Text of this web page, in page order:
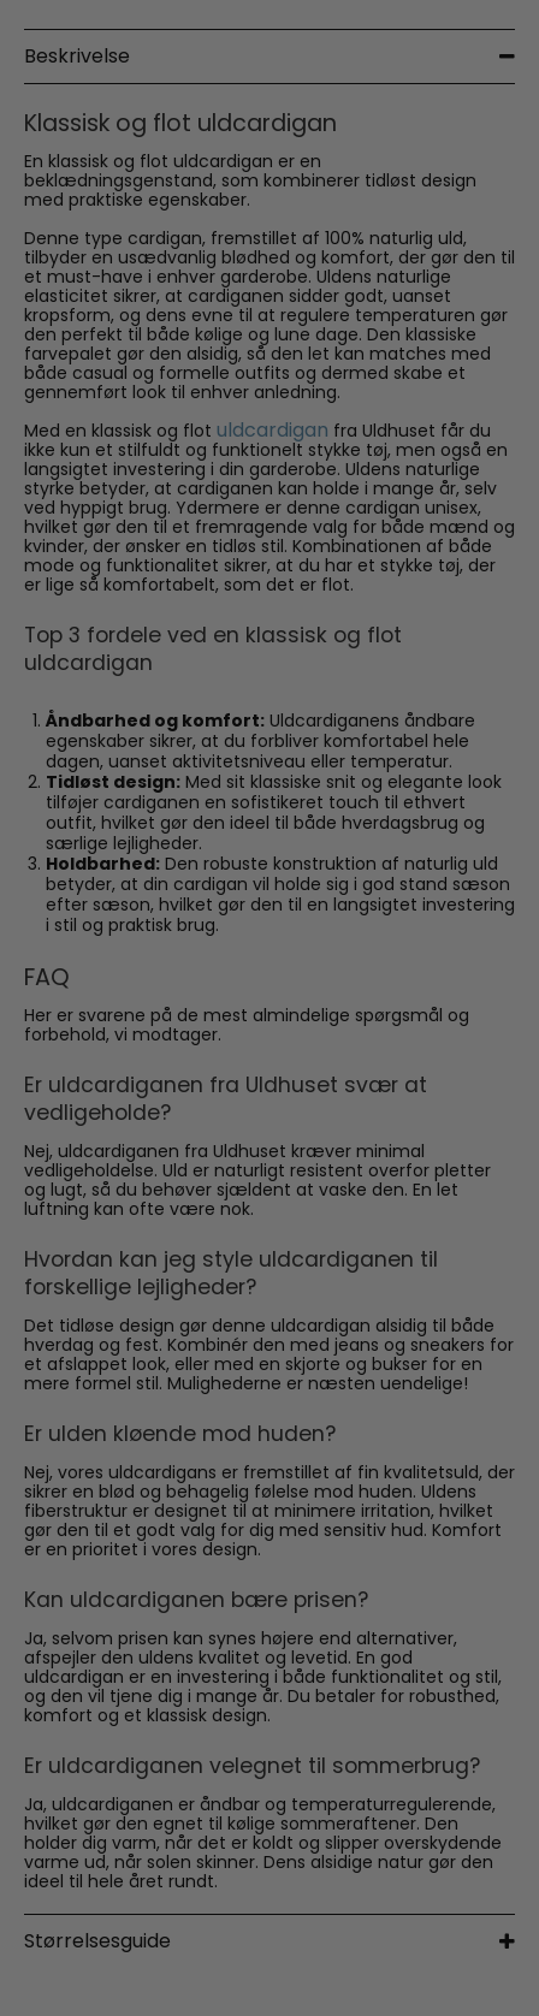
Beskrivelse
Klassisk og flot uldcardigan
En klassisk og flot uldcardigan er en
beklædningsgenstand, som kombinerer tidløst design
med praktiske egenskaber.
Denne type cardigan, fremstillet af 100% naturlig uld,
tilbyder en usædvanlig blødhed og komfort, der gør den til
et must-have i enhver garderobe. Uldens naturlige
elasticitet sikrer, at cardiganen sidder godt, uanset
kropsform, og dens evne til at regulere temperaturen gør
den perfekt til både kølige og lune dage. Den klassiske
farvepalet gør den alsidig, så den let kan matches med
både casual og formelle outfits og dermed skabe et
gennemført look til enhver anledning.
Med en klassisk og flot uldcardigan fra Uldhuset får du
ikke kun et stilfuldt og funktionelt stykke tøj, men også en
langsigtet investering i din garderobe. Uldens naturlige
styrke betyder, at cardiganen kan holde i mange år, selv
ved hyppigt brug. Ydermere er denne cardigan unisex,
hvilket gør den til et fremragende valg for både mænd og
kvinder, der ønsker en tidløs stil. Kombinationen af både
mode og funktionalitet sikrer, at du har et stykke tøj, der
er lige så komfortabelt, som det er flot.
Top 3 fordele ved en klassisk og flot
uldcardigan
Åndbarhed og komfort:Uldcardiganens åndbare
egenskaber sikrer, at du forbliver komfortabel hele
dagen, uanset aktivitetsniveau eller temperatur.
Tidløst design:Med sit klassiske snit og elegante look
tilføjer cardiganen en sofistikeret touch til ethvert
outfit, hvilket gør den ideel til både hverdagsbrug og
særlige lejligheder.
Holdbarhed:Den robuste konstruktion af naturlig uld
betyder, at din cardigan vil holde sig i god stand sæson
efter sæson, hvilket gør den til en langsigtet investering
i stil og praktisk brug.
FAQ
Her er svarene på de mest almindelige spørgsmål og
forbehold, vi modtager.
Er uldcardiganen fra Uldhuset svær at
vedligeholde?
Nej, uldcardiganen fra Uldhuset kræver minimal
vedligeholdelse. Uld er naturligt resistent overfor pletter
og lugt, så du behøver sjældent at vaske den. En let
luftning kan ofte være nok.
Hvordan kan jeg style uldcardiganen til
forskellige lejligheder?
Det tidløse design gør denne uldcardigan alsidig til både
hverdag og fest. Kombinér den med jeans og sneakers for
et afslappet look, eller med en skjorte og bukser for en
mere formel stil. Mulighederne er næsten uendelige!
Er ulden kløende mod huden?
Nej, vores uldcardigans er fremstillet af fin kvalitetsuld, der
sikrer en blød og behagelig følelse mod huden. Uldens
fiberstruktur er designet til at minimere irritation, hvilket
gør den til et godt valg for dig med sensitiv hud. Komfort
er en prioritet i vores design.
Kan uldcardiganen bære prisen?
Ja, selvom prisen kan synes højere end alternativer,
afspejler den uldens kvalitet og levetid. En god
uldcardigan er en investering i både funktionalitet og stil,
og den vil tjene dig i mange år. Du betaler for robusthed,
komfort og et klassisk design.
Er uldcardiganen velegnet til sommerbrug?
Ja, uldcardiganen er åndbar og temperaturregulerende,
hvilket gør den egnet til kølige sommeraftener. Den
holder dig varm, når det er koldt og slipper overskydende
varme ud, når solen skinner. Dens alsidige natur gør den
ideel til hele året rundt.
Størrelsesguide